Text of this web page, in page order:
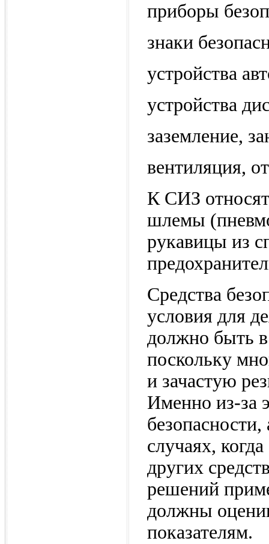
приборы
знаки
устройства
устройства
заземление,
вентиляция,
К СИЗ
шлемы
рукавицы из
Средства
условия для
должно быть
поскольку
и зачастую
Именно из-за
случаях,
других
решений
должны
показателям.